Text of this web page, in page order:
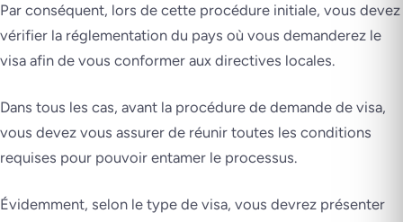
Par conséquent, lors de cette procédure initiale, vous devez
vérifier la réglementation du pays où vous demanderez le
visa afin de vous conformer aux directives locales.
Dans tous les cas, avant la procédure de demande de visa,
vous devez vous assurer de réunir toutes les conditions
requises pour pouvoir entamer le processus.
Évidemment, selon le type de visa, vous devrez présenter